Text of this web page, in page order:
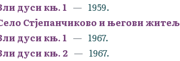
дуси књ. 1
1959.
Стјепанчиково и његови
дуси књ. 1
1967.
дуси књ. 2
1967.